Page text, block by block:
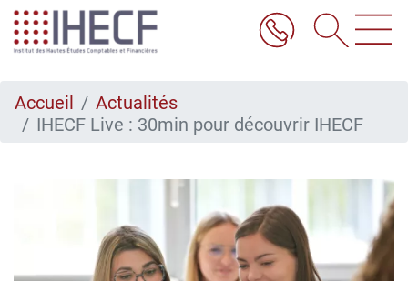
Aller
au
contenu
Accueil
Actualités
IHECF Live : 30min pour découvrir IHECF